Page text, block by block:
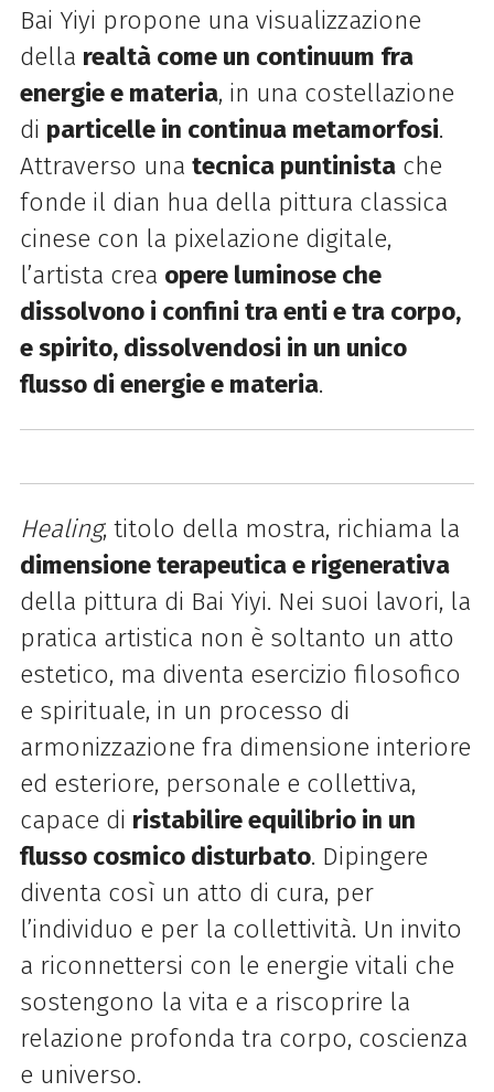
Bai Yiyi propone una visualizzazione
della realtà come un continuum fra
energie e materia, in una costellazione
di particelle in continua metamorfosi.
Attraverso una tecnica puntinistache
fonde il dian hua della pittura classica
cinese con la pixelazione digitale,
l’artista crea opere luminose che
dissolvono i confini tra enti e tra corpo,
e spirito, dissolvendosi in un unico
flusso di energie e materia.
Healing, titolo della mostra, richiama la
dimensione terapeutica e rigenerativa
della pittura di Bai Yiyi. Nei suoi lavori, la
pratica artistica non è soltanto un atto
estetico, ma diventa esercizio filosofico
e spirituale, in un processo di
armonizzazione fra dimensione interiore
ed esteriore, personale e collettiva,
capace di ristabilire equilibrio in un
flusso cosmico disturbato. Dipingere
diventa così un atto di cura, per
l’individuo e per la collettività. Un invito
a riconnettersi con le energie vitali che
sostengono la vita e a riscoprire la
relazione profonda tra corpo, coscienza
e universo.